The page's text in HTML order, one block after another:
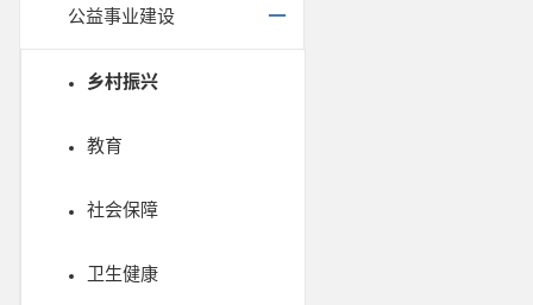
公益事业建设
乡村振兴
教育
社会保障
卫生健康